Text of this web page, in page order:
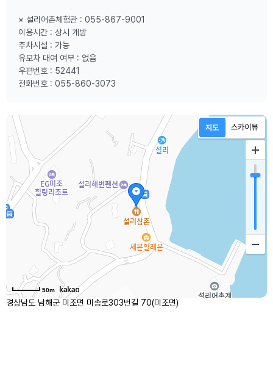
※ 설리어촌체험관 : 055-867-9001
이용시간 : 상시 개방
주차시설 : 가능
유모차 대여 여부 : 없음
우편번호 : 52441
전화번호 : 055-860-3073
50m
경상남도 남해군 미조면 미송로303번길 70(미조면)